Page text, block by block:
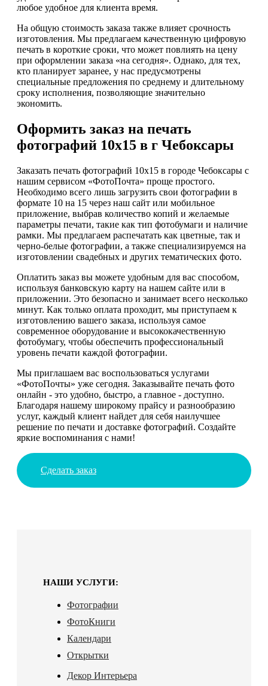
любое удобное для клиента время.
На общую стоимость заказа также влияет срочность
изготовления. Мы предлагаем качественную цифровую
печать в короткие сроки, что может повлиять на цену
при оформлении заказа «на сегодня». Однако, для тех,
кто планирует заранее, у нас предусмотрены
специальные предложения по среднему и длительному
сроку исполнения, позволяющие значительно
экономить.
Оформить заказ на печать
фотографий 10х15 в г Чебоксары
Заказать печать фотографий 10х15 в городе Чебоксары с
нашим сервисом «ФотоПочта» проще простого.
Необходимо всего лишь загрузить свои фотографии в
формате 10 на 15 через наш сайт или мобильное
приложение, выбрав количество копий и желаемые
параметры печати, такие как тип фотобумаги и наличие
рамки. Мы предлагаем распечатать как цветные, так и
черно-белые фотографии, а также специализируемся на
изготовлении свадебных и других тематических фото.
Оплатить заказ вы можете удобным для вас способом,
используя банковскую карту на нашем сайте или в
приложении. Это безопасно и занимает всего несколько
минут. Как только оплата проходит, мы приступаем к
изготовлению вашего заказа, используя самое
современное оборудование и высококачественную
фотобумагу, чтобы обеспечить профессиональный
уровень печати каждой фотографии.
Мы приглашаем вас воспользоваться услугами
«ФотоПочты» уже сегодня. Заказывайте печать фото
онлайн - это удобно, быстро, а главное - доступно.
Благодаря нашему широкому прайсу и разнообразию
услуг, каждый клиент найдет для себя наилучшее
решение по печати и доставке фотографий. Создайте
яркие воспоминания с нами!
Сделать заказ
НАШИ УСЛУГИ:
Фотографии
ФотоКниги
Календари
Открытки
Декор Интерьера